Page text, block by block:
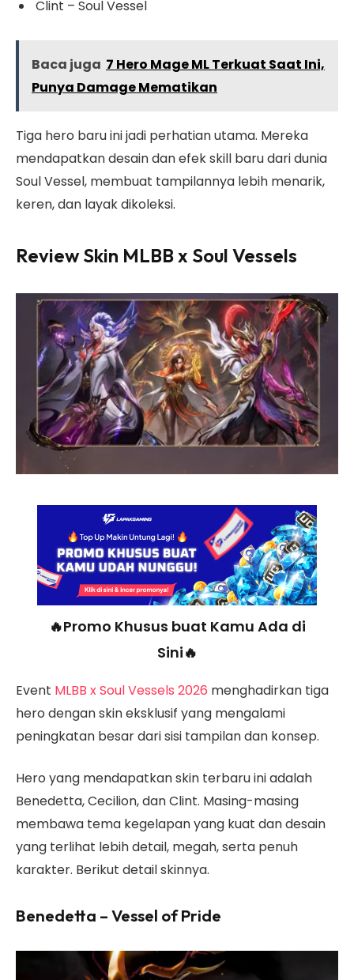
Clint – Soul Vessel
Baca juga 7 Hero Mage ML Terkuat Saat Ini,
Punya Damage Mematikan
Tiga hero baru ini jadi perhatian utama. Mereka
mendapatkan desain dan efek skill baru dari dunia
Soul Vessel, membuat tampilannya lebih menarik,
keren, dan layak dikoleksi.
Review Skin MLBB x Soul Vessels
🔥Promo Khusus buat Kamu Ada di
Sini🔥
Event MLBB x Soul Vessels 2026 menghadirkan tiga
hero dengan skin eksklusif yang mengalami
peningkatan besar dari sisi tampilan dan konsep.
Hero yang mendapatkan skin terbaru ini adalah
Benedetta, Cecilion, dan Clint. Masing-masing
membawa tema kegelapan yang kuat dan desain
yang terlihat lebih detail, megah, serta penuh
karakter. Berikut detail skinnya.
Benedetta – Vessel of Pride